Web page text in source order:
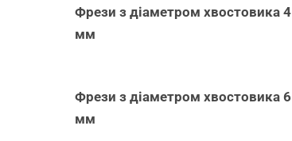
Фрези з діаметром хвостовика 4
мм
Фрези з діаметром хвостовика 6
мм